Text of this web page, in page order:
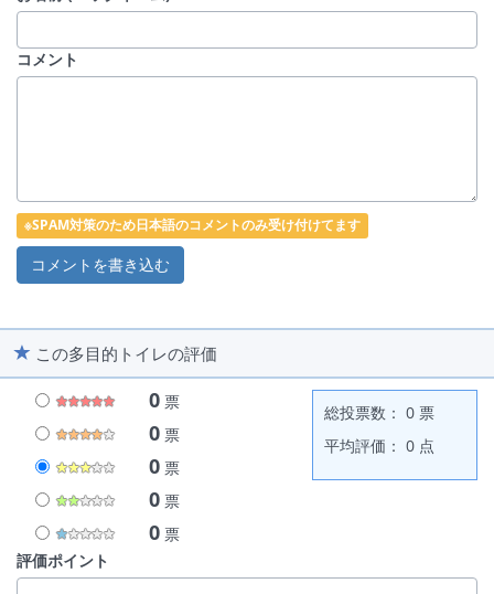
コメント
※SPAM対策のため日本語のコメントのみ受け付けてます
この多目的トイレの評価
0 票
0 票
0 票
0 票
0 票
総投票数： 0 票
平均評価： 0 点
評価ポイント